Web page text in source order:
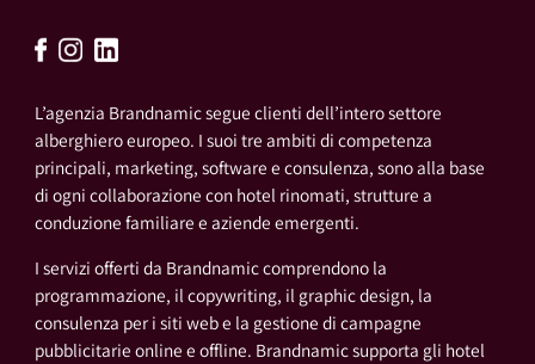
L’agenzia Brandnamic segue clienti dell’intero settore
alberghiero europeo. I suoi tre ambiti di competenza
principali, marketing, software e consulenza, sono alla base
di ogni collaborazione con hotel rinomati, strutture a
conduzione familiare e aziende emergenti.
I servizi offerti da Brandnamic comprendono la
programmazione, il copywriting, il graphic design, la
consulenza per i siti web e la gestione di campagne
pubblicitarie online e offline. Brandnamic supporta gli hotel